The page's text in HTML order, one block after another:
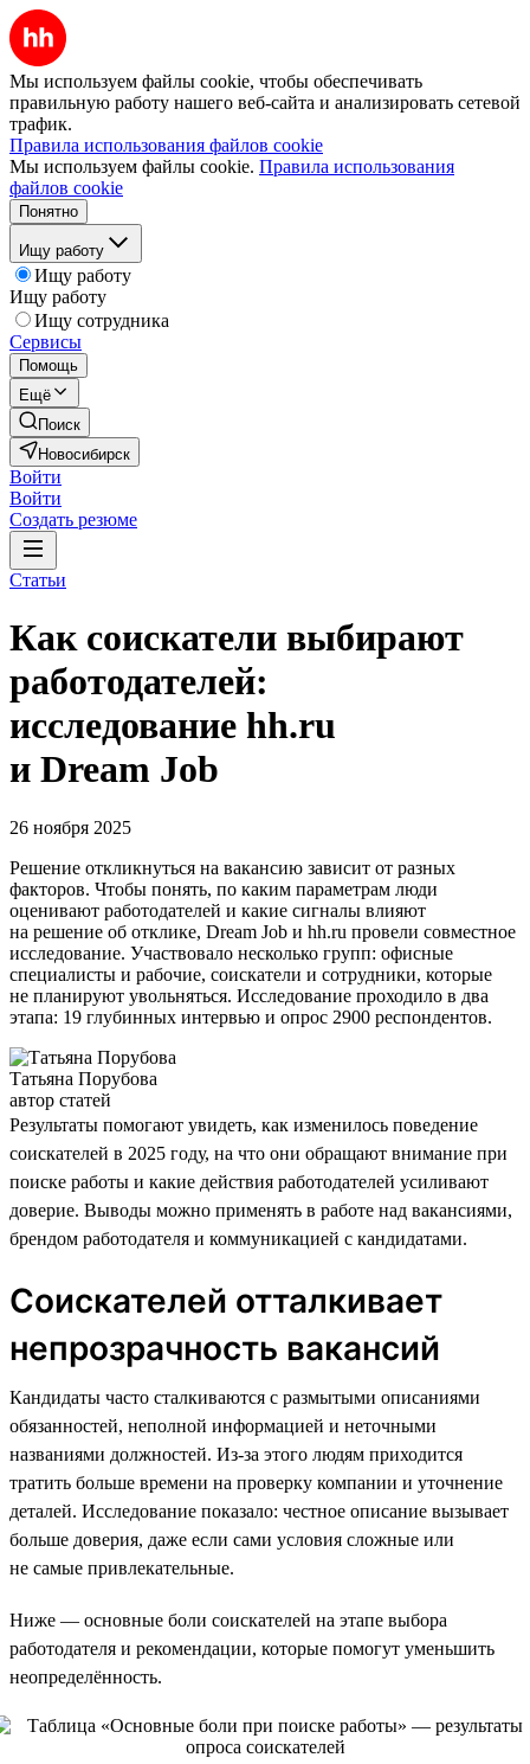
Мы используем файлы cookie, чтобы обеспечивать
правильную работу нашего веб-сайта и анализировать сетевой
трафик.
Правила использования файлов cookie
Мы используем файлы cookie. Правила использования
файлов cookie
Понятно
Ищу работу
Ищу работу
Ищу работу
Ищу сотрудника
Сервисы
Помощь
Ещё
Поиск
Новосибирск
Войти
Войти
Создать резюме
Статьи
Как соискатели выбирают
работодателей:
исследование hh.ru
и Dream Job
26 ноября 2025
Решение откликнуться на вакансию зависит от разных
факторов. Чтобы понять, по каким параметрам люди
оценивают работодателей и какие сигналы влияют
на решение об отклике, Dream Job и hh.ru провели совместное
исследование. Участвовало несколько групп: офисные
специалисты и рабочие, соискатели и сотрудники, которые
не планируют увольняться. Исследование проходило в два
этапа: 19 глубинных интервью и опрос 2900 респондентов.
Татьяна Порубова
автор статей
Результаты помогают увидеть, как изменилось поведение
соискателей в 2025 году, на что они обращают внимание при
поиске работы и какие действия работодателей усиливают
доверие. Выводы можно применять в работе над вакансиями,
брендом работодателя и коммуникацией с кандидатами.
Соискателей отталкивает
непрозрачность вакансий
Кандидаты часто сталкиваются с размытыми описаниями
обязанностей, неполной информацией и неточными
названиями должностей. Из-за этого людям приходится
тратить больше времени на проверку компании и уточнение
деталей. Исследование показало: честное описание вызывает
больше доверия, даже если сами условия сложные или
не самые привлекательные.
Ниже — основные боли соискателей на этапе выбора
работодателя и рекомендации, которые помогут уменьшить
неопределённость.